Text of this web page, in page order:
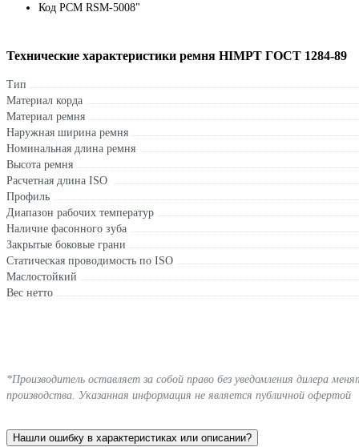
Код РСМ RSM-5008"
Технические характеристики ремня HIMPT ГОСТ 1284-89
Тип
Материал корда
Материал ремня
Наружная ширина ремня
Номинальная длина ремня
Высота ремня
Расчетная длина ISO
Профиль
Диапазон рабочих температур
Наличие фасонного зуба
Закрытые боковые грани
Статическая проводимость по ISO
Маслостойкий
Вес нетто
*Производитель оставляет за собой право без уведомления дилера
производства. Указанная информация не является публичной офертой
Нашли ошибку в характеристиках или описании?